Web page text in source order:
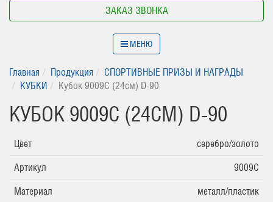
ЗАКАЗ ЗВОНКА
МЕНЮ
Главная Продукция
СПОРТИВНЫЕ ПРИЗЫ И НАГРАДЫ
КУБКИ
Кубок 9009C (24см) D-90
КУБОК 9009C (24СМ) D-90
Цвет
серебро/золото
Артикул
9009C
Материал
металл/пластик